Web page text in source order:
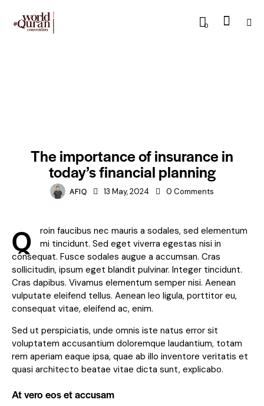
0
The importance of insurance in
today’s financial planning
AFIQ 13 May, 2024 0 Comments
Q
roin faucibus nec mauris a sodales, sed elementum
mi tincidunt. Sed eget viverra egestas nisi in
consequat. Fusce sodales augue a accumsan. Cras
sollicitudin, ipsum eget blandit pulvinar. Integer tincidunt.
Cras dapibus. Vivamus elementum semper nisi. Aenean
vulputate eleifend tellus. Aenean leo ligula, porttitor eu,
consequat vitae, eleifend ac, enim.
Sed ut perspiciatis, unde omnis iste natus error sit
voluptatem accusantium doloremque laudantium, totam
rem aperiam eaque ipsa, quae ab illo inventore veritatis et
quasi architecto beatae vitae dicta sunt, explicabo.
At vero eos et accusam